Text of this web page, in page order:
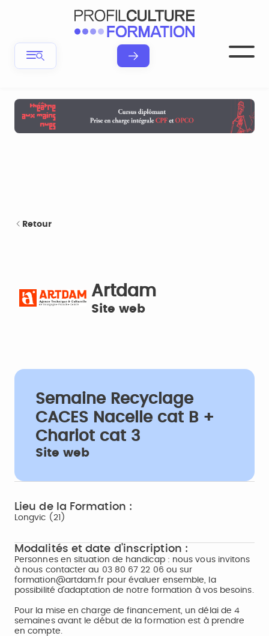
Retour
Artdam
Site web
Semaine Recyclage
CACES Nacelle cat B +
Chariot cat 3
Site web
Lieu de la Formation :
Longvic (21)
Modalités et date d'inscription :
Personnes en situation de handicap : nous vous invitons
à nous contacter au 03 80 67 22 06 ou sur
formation@artdam.fr pour évaluer ensemble, la
possibilité d’adaptation de notre formation à vos besoins.
Pour la mise en charge de financement, un délai de 4
semaines avant le début de la formation est à prendre
en compte.